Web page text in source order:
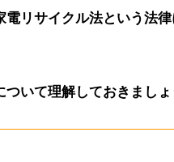
リサイクル法という法
ついて理解しておきまし